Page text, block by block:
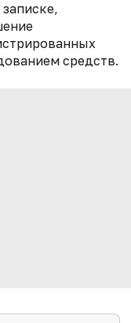
средств.